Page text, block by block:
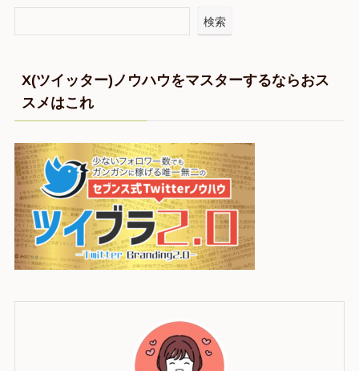
検索
X(ツイッター)ノウハウをマスターするならおス
スメはこれ